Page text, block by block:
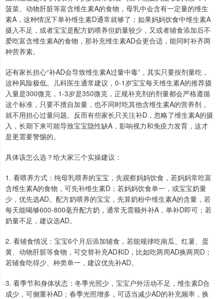
菠菜、动物肝脏等富含维生素A的食物，母乳中会含有一定量的维生
素A，这种情况下单补维生素D通常就够了；如果妈妈饮食中维生素A
摄入不足，或者宝宝是配方奶喂养但奶量较少，又或者辅食添加后不
爱吃富含维生素A的食物，那补充维生素AD会更合适，能同时补齐两
种营养素。
还有家长担心“补AD会导致维生素A过量中毒”，其实只要按剂量吃，
这种风险极低。儿科医生通常建议，0-1岁宝宝每天维生素A的推荐摄
入量是300微克，1-3岁是350微克，正规补充剂的剂量都会严格遵循
这个标准，只要不擅自加量，也不同时吃其他含维生素A的营养剂，
就不用担心过量问题。反而有些家长只关注补D，忽略了维生素A的摄
入，长期下来可能导致宝宝隐性缺A，影响视力和免疫力发育，这才
是更需要警惕的。
具体该怎么选？给大家三个实操建议：
1. 看喂养方式：纯母乳喂养的宝宝，先观察妈妈饮食，若妈妈常吃富
含维生素A的食物，可先补维生素D；若妈妈饮食单一，或宝宝奶量
少，优先选AD。配方奶喂养的宝宝，先算奶粉中维生素A的含量，若
每天能喝够600-800毫升配方奶，通常无需额外补A，单补D即可；若
奶量不足，建议选AD。
2. 看辅食情况：宝宝6个月后添加辅食，若能规律吃南瓜、红薯、蛋
黄、动物肝脏等食物，可交替补充AD和D，比如吃两周AD换两周D；
若辅食吃得少、种类单一，建议优先补AD。
3. 看季节和身体状态：冬季光照少，宝宝户外活动不足，维生素D合
成少，可侧重补AD；春季光照增多，可适当减少AD的补充频率，换